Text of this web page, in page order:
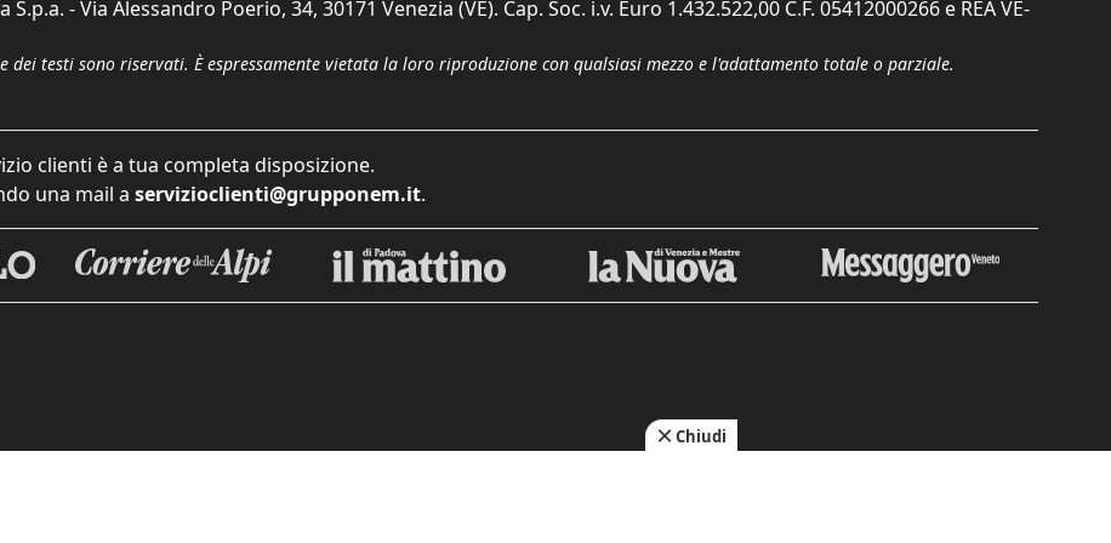
- Via Alessandro Poerio, 34, 30171 Venezia (VE). Cap. Soc. i.v. Euro 1.432.522,00 C.F. 05412000266 e REA VE-
testi sono riservati. È espressamente vietata la loro riproduzione con qualsiasi mezzo e l'adattamento totale o parziale.
clienti è a tua completa disposizione.
una mail a servizioclienti@grupponem.it.
Chiudi